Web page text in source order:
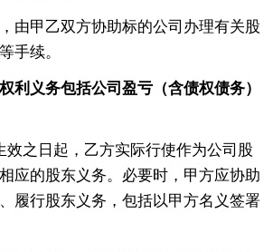
由甲乙双方协助标的公司办理有关股
手续。
利义务包括公司盈亏（含债权债务）
效之日起，乙方实际行使作为公司股
应的股东义务。必要时，甲方应协助
履行股东义务，包括以甲方名义签署